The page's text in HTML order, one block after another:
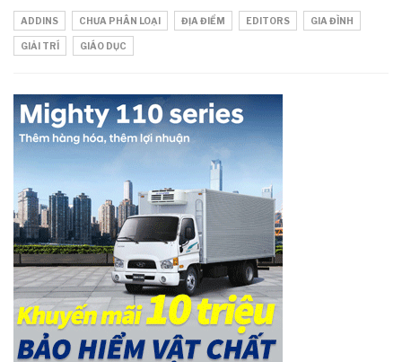
ADDINS CHƯA PHÂN LOẠI ĐỊA ĐIỂM EDITORS GIA ĐÌNH
GIẢI TRÍ GIÁO DỤC